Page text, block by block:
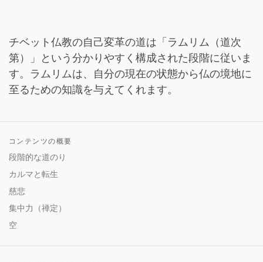
チベット仏教の自己変革の道は「ラムリム（道次
第）」という分かりやすく構成された段階に従いま
す。ラムリムは、自分の現在の状態から仏の境地に
至るための知識を与えてくれます。
コンテンツの概要
段階的な道のり
カルマと転生
慈悲
集中力（禅定）
空